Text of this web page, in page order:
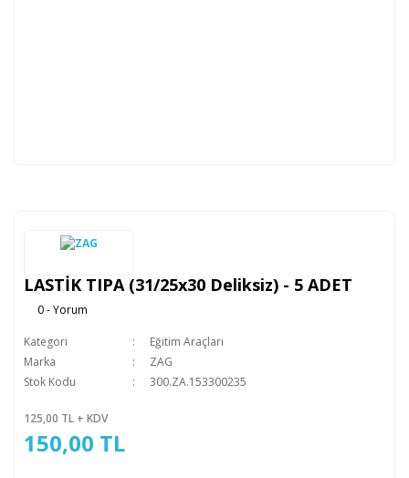
LASTİK TIPA (31/25x30 Deliksiz) - 5 ADET
0 - Yorum
Kategori
Eğitim Araçları
Marka
ZAG
Stok Kodu
300.ZA.153300235
125,00 TL + KDV
150,00 TL